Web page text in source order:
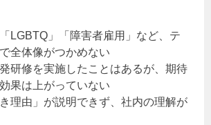
LGBTQ」「障害者雇用」など、テ
全体像がつかめない
研修を実施したことはあるが、期待
果は上がっていない
理由」が説明できず、社内の理解が